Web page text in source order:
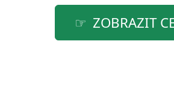
ZOBRAZIT